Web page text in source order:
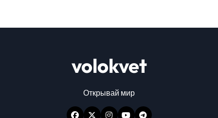
volokvet
Открывай мир